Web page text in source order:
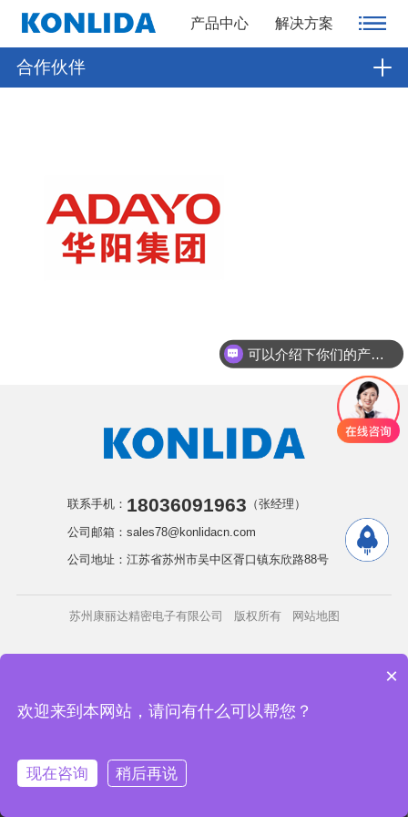
产品中心 解决方案
合作伙伴
联系手机： 18036091963 （张经理）
公司邮箱：sales78@konlidacn.com
公司地址：江苏省苏州市吴中区胥口镇东欣路88号
苏州康丽达精密电子有限公司 版权所有 网站地图
可以介绍下你们的产品么
×
欢迎来到本网站，请问有什么可以帮您？
现在咨询 稍后再说